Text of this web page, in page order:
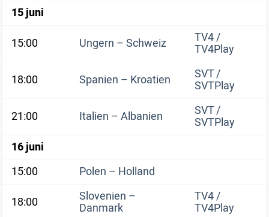
15 juni
15:00
Ungern – Schweiz TV4 /
TV4Play
18:00
Spanien – Kroatien SVT /
SVTPlay
21:00
Italien – Albanien SVT /
SVTPlay
16 juni
15:00
Polen – Holland
18:00
Slovenien –
Danmark
TV4 /
TV4Play